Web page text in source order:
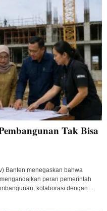
Tak Bisa
Banten menegaskan bahwa
peran pemerintah
kolaborasi dengan...